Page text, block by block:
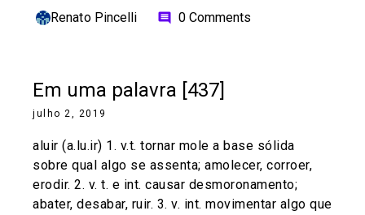
Renato Pincelli comment 0 Comments
Em uma palavra [437]
julho 2, 2019
aluir (a.lu.ir) 1. v.t. tornar mole a base sólida
sobre qual algo se assenta; amolecer, corroer,
erodir. 2. v. t. e int. causar desmoronamento;
abater, desabar, ruir. 3. v. int. movimentar algo que